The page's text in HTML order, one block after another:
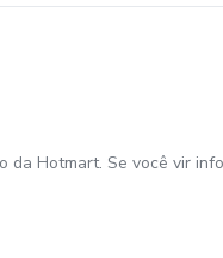
Hotmart. Se você vir